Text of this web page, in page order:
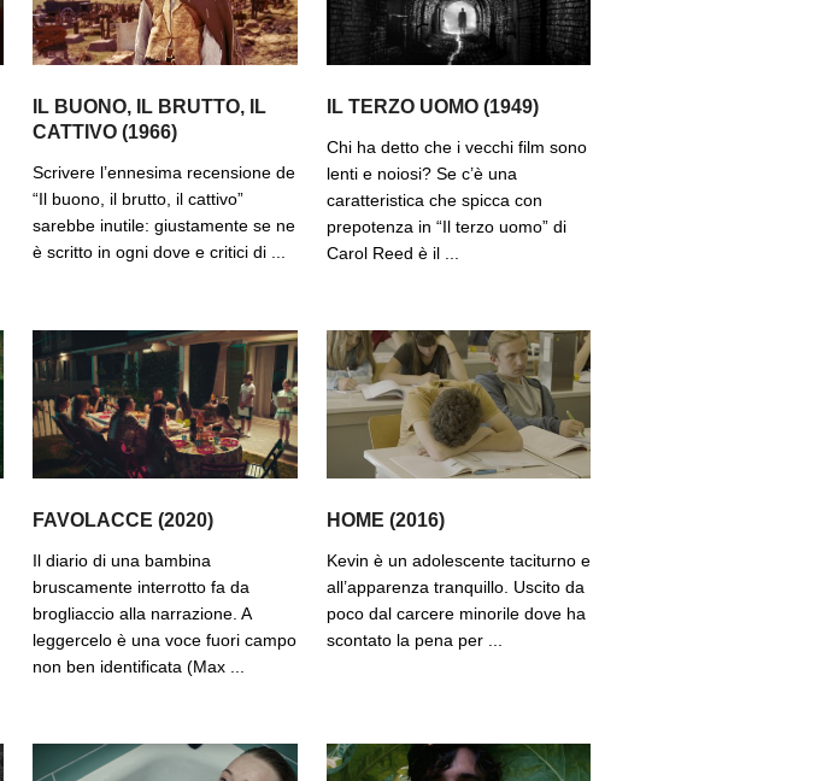
IL BUONO, IL BRUTTO, IL
CATTIVO (1966)
Scrivere l’ennesima recensione de
“Il buono, il brutto, il cattivo”
sarebbe inutile: giustamente se ne
è scritto in ogni dove e critici di ...
IL TERZO UOMO (1949)
Chi ha detto che i vecchi film sono
lenti e noiosi? Se c’è una
caratteristica che spicca con
prepotenza in “Il terzo uomo” di
Carol Reed è il ...
FAVOLACCE (2020)
Il diario di una bambina
bruscamente interrotto fa da
brogliaccio alla narrazione. A
leggercelo è una voce fuori campo
non ben identificata (Max ...
HOME (2016)
Kevin è un adolescente taciturno e
all’apparenza tranquillo. Uscito da
poco dal carcere minorile dove ha
scontato la pena per ...